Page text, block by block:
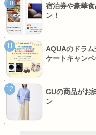
宿泊券や豪華
ン！
AQUAのドラ
ケートキャン
GUの商品がお
ン